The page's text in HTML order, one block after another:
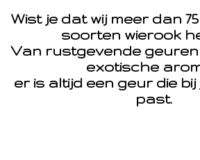
Wist je dat wij meer dan
soorten wierook
Van rustgevende
exotische
er is altijd een geur die
past.